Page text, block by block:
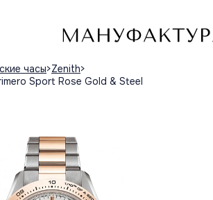
часы Zenith
Sport Rose Gold & Steel